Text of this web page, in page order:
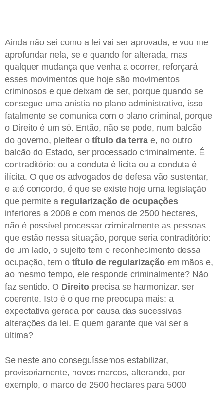
Ainda não sei como a lei vai ser aprovada, e vou me
aprofundar nela, se e quando for alterada, mas
qualquer mudança que venha a ocorrer, reforçará
esses movimentos que hoje são movimentos
criminosos e que deixam de ser, porque quando se
consegue uma anistia no plano administrativo, isso
fatalmente se comunica com o plano criminal, porque
o Direito é um só. Então, não se pode, num balcão
do governo, pleitear o título da terra e, no outro
balcão do Estado, ser processado criminalmente. É
contraditório: ou a conduta é lícita ou a conduta é
ilícita. O que os advogados de defesa vão sustentar,
e até concordo, é que se existe hoje uma legislação
que permite a regularização de ocupações
inferiores a 2008 e com menos de 2500 hectares,
não é possível processar criminalmente as pessoas
que estão nessa situação, porque seria contraditório:
de um lado, o sujeito tem o reconhecimento dessa
ocupação, tem o título de regularização em mãos e,
ao mesmo tempo, ele responde criminalmente? Não
faz sentido. O Direito precisa se harmonizar, ser
coerente. Isto é o que me preocupa mais: a
expectativa gerada por causa das sucessivas
alterações da lei. E quem garante que vai ser a
última?
Se neste ano conseguíssemos estabilizar,
provisoriamente, novos marcos, alterando, por
exemplo, o marco de 2500 hectares para 5000